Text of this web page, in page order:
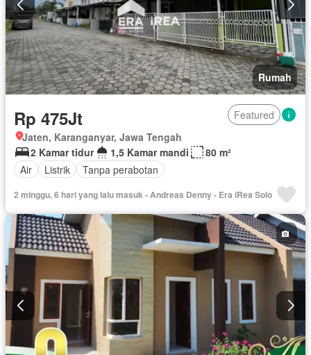
Rumah
Rp 475Jt
Featured
Jaten, Karanganyar, Jawa Tengah
2 Kamar tidur
1,5 Kamar mandi
80 m²
Air
Listrik Tanpa perabotan
2 minggu, 6 hari yang lalu masuk - Andreas Denny - Era iRea Solo